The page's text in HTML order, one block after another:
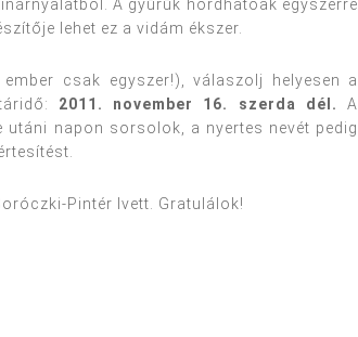
A gyűrűk hordhatóak egyszerre
lehet ez a vidám ékszer.
csak egyszer!), válaszolj helyesen a
2011. november 16. szerda dél.
A
napon sorsolok, a nyertes nevét pedig
Pintér Ivett. Gratulálok!